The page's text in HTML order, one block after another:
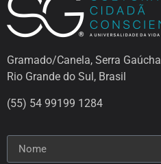
Gramado/Canela, Serra Gaúcha
Rio Grande do Sul, Brasil
(55) 54 99199 1284